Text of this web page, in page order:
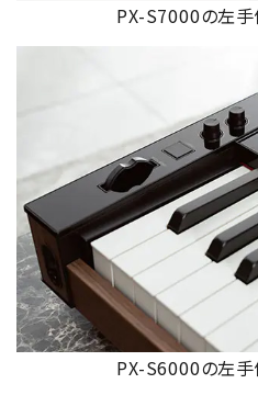
PX-S7000の左手
PX-S6000の左手